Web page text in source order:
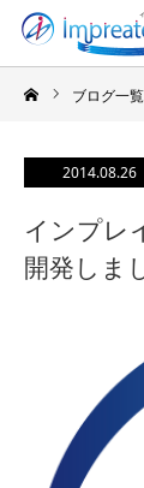
ブログ一覧
2014.08.26
インプレ
開発しま